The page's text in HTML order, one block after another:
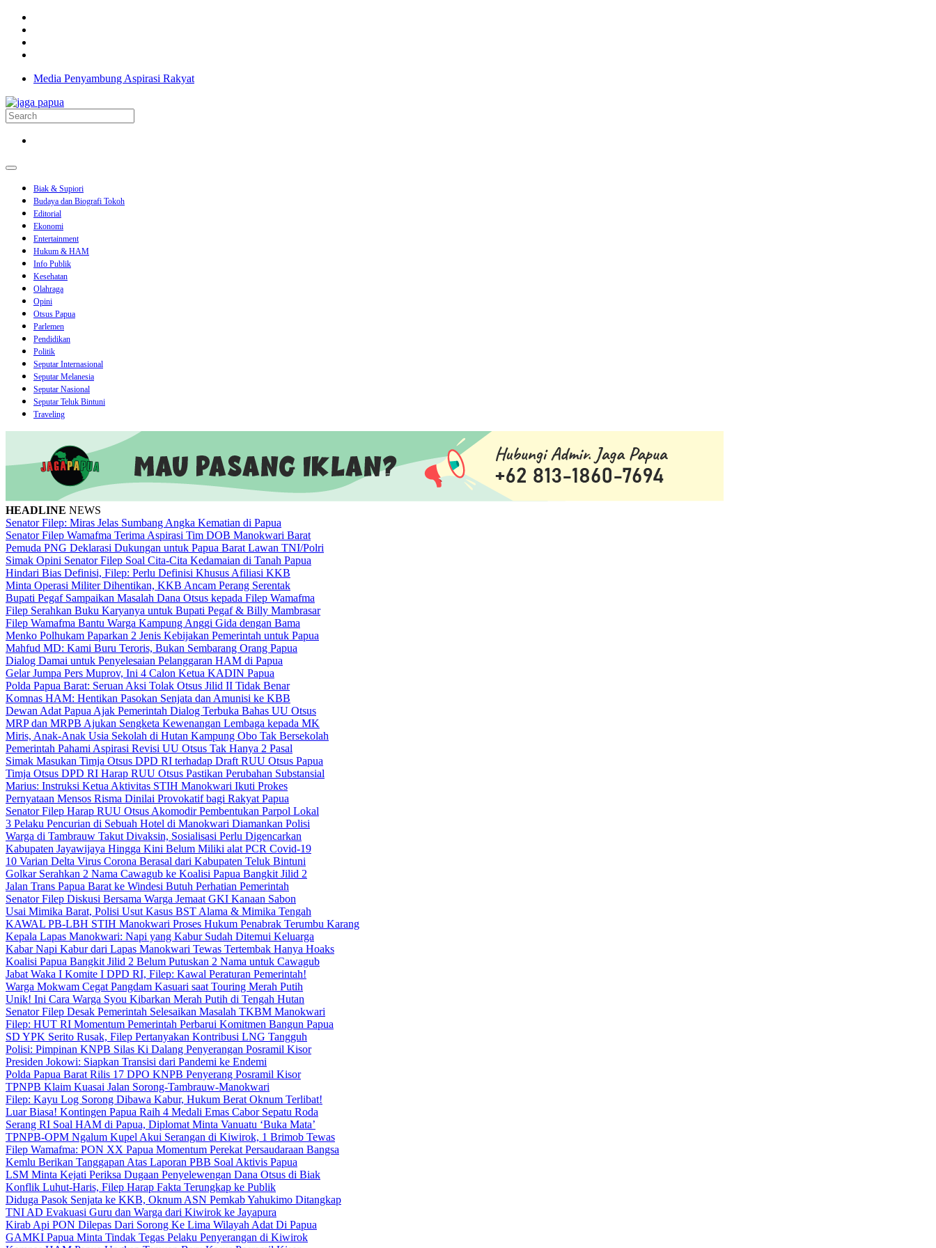
Media Penyambung Aspirasi Rakyat
Biak & Supiori
Budaya dan Biografi Tokoh
Editorial
Ekonomi
Entertainment
Hukum & HAM
Info Publik
Kesehatan
Olahraga
Opini
Otsus Papua
Parlemen
Pendidikan
Politik
Seputar Internasional
Seputar Melanesia
Seputar Nasional
Seputar Teluk Bintuni
Traveling
HEADLINE NEWS
Senator Filep: Miras Jelas Sumbang Angka Kematian di Papua
Senator Filep Wamafma Terima Aspirasi Tim DOB Manokwari Barat
Pemuda PNG Deklarasi Dukungan untuk Papua Barat Lawan TNI/Polri
Simak Opini Senator Filep Soal Cita-Cita Kedamaian di Tanah Papua
Hindari Bias Definisi, Filep: Perlu Definisi Khusus Afiliasi KKB
Minta Operasi Militer Dihentikan, KKB Ancam Perang Serentak
Bupati Pegaf Sampaikan Masalah Dana Otsus kepada Filep Wamafma
Filep Serahkan Buku Karyanya untuk Bupati Pegaf & Billy Mambrasar
Filep Wamafma Bantu Warga Kampung Anggi Gida dengan Bama
Menko Polhukam Paparkan 2 Jenis Kebijakan Pemerintah untuk Papua
Mahfud MD: Kami Buru Teroris, Bukan Sembarang Orang Papua
Dialog Damai untuk Penyelesaian Pelanggaran HAM di Papua
Gelar Jumpa Pers Muprov, Ini 4 Calon Ketua KADIN Papua
Polda Papua Barat: Seruan Aksi Tolak Otsus Jilid II Tidak Benar
Komnas HAM: Hentikan Pasokan Senjata dan Amunisi ke KBB
Dewan Adat Papua Ajak Pemerintah Dialog Terbuka Bahas UU Otsus
MRP dan MRPB Ajukan Sengketa Kewenangan Lembaga kepada MK
Miris, Anak-Anak Usia Sekolah di Hutan Kampung Obo Tak Bersekolah
Pemerintah Pahami Aspirasi Revisi UU Otsus Tak Hanya 2 Pasal
Simak Masukan Timja Otsus DPD RI terhadap Draft RUU Otsus Papua
Timja Otsus DPD RI Harap RUU Otsus Pastikan Perubahan Substansial
Marius: Instruksi Ketua Aktivitas STIH Manokwari Ikuti Prokes
Pernyataan Mensos Risma Dinilai Provokatif bagi Rakyat Papua
Senator Filep Harap RUU Otsus Akomodir Pembentukan Parpol Lokal
3 Pelaku Pencurian di Sebuah Hotel di Manokwari Diamankan Polisi
Warga di Tambrauw Takut Divaksin, Sosialisasi Perlu Digencarkan
Kabupaten Jayawijaya Hingga Kini Belum Miliki alat PCR Covid-19
10 Varian Delta Virus Corona Berasal dari Kabupaten Teluk Bintuni
Golkar Serahkan 2 Nama Cawagub ke Koalisi Papua Bangkit Jilid 2
Jalan Trans Papua Barat ke Windesi Butuh Perhatian Pemerintah
Senator Filep Diskusi Bersama Warga Jemaat GKI Kanaan Sabon
Usai Mimika Barat, Polisi Usut Kasus BST Alama & Mimika Tengah
KAWAL PB-LBH STIH Manokwari Proses Hukum Penabrak Terumbu Karang
Kepala Lapas Manokwari: Napi yang Kabur Sudah Ditemui Keluarga
Kabar Napi Kabur dari Lapas Manokwari Tewas Tertembak Hanya Hoaks
Koalisi Papua Bangkit Jilid 2 Belum Putuskan 2 Nama untuk Cawagub
Jabat Waka I Komite I DPD RI, Filep: Kawal Peraturan Pemerintah!
Warga Mokwam Cegat Pangdam Kasuari saat Touring Merah Putih
Unik! Ini Cara Warga Syou Kibarkan Merah Putih di Tengah Hutan
Senator Filep Desak Pemerintah Selesaikan Masalah TKBM Manokwari
Filep: HUT RI Momentum Pemerintah Perbarui Komitmen Bangun Papua
SD YPK Serito Rusak, Filep Pertanyakan Kontribusi LNG Tangguh
Polisi: Pimpinan KNPB Silas Ki Dalang Penyerangan Posramil Kisor
Presiden Jokowi: Siapkan Transisi dari Pandemi ke Endemi
Polda Papua Barat Rilis 17 DPO KNPB Penyerang Posramil Kisor
TPNPB Klaim Kuasai Jalan Sorong-Tambrauw-Manokwari
Filep: Kayu Log Sorong Dibawa Kabur, Hukum Berat Oknum Terlibat!
Luar Biasa! Kontingen Papua Raih 4 Medali Emas Cabor Sepatu Roda
Serang RI Soal HAM di Papua, Diplomat Minta Vanuatu ‘Buka Mata’
TPNPB-OPM Ngalum Kupel Akui Serangan di Kiwirok, 1 Brimob Tewas
Filep Wamafma: PON XX Papua Momentum Perekat Persaudaraan Bangsa
Kemlu Berikan Tanggapan Atas Laporan PBB Soal Aktivis Papua
LSM Minta Kejati Periksa Dugaan Penyelewengan Dana Otsus di Biak
Konflik Luhut-Haris, Filep Harap Fakta Terungkap ke Publik
Diduga Pasok Senjata ke KKB, Oknum ASN Pemkab Yahukimo Ditangkap
TNI AD Evakuasi Guru dan Warga dari Kiwirok ke Jayapura
Kirab Api PON Dilepas Dari Sorong Ke Lima Wilayah Adat Di Papua
GAMKI Papua Minta Tindak Tegas Pelaku Penyerangan di Kiwirok